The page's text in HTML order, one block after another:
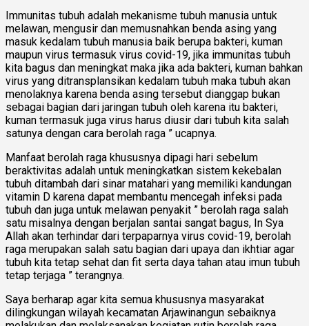
Immunitas tubuh adalah mekanisme tubuh manusia untuk
melawan, mengusir dan memusnahkan benda asing yang
masuk kedalam tubuh manusia baik berupa bakteri, kuman
maupun virus termasuk virus covid-19, jika immunitas tubuh
kita bagus dan meningkat maka jika ada bakteri, kuman bahkan
virus yang ditransplansikan kedalam tubuh maka tubuh akan
menolaknya karena benda asing tersebut dianggap bukan
sebagai bagian dari jaringan tubuh oleh karena itu bakteri,
kuman termasuk juga virus harus diusir dari tubuh kita salah
satunya dengan cara berolah raga ” ucapnya.
Manfaat berolah raga khususnya dipagi hari sebelum
beraktivitas adalah untuk meningkatkan sistem kekebalan
tubuh ditambah dari sinar matahari yang memiliki kandungan
vitamin D karena dapat membantu mencegah infeksi pada
tubuh dan juga untuk melawan penyakit ” berolah raga salah
satu misalnya dengan berjalan santai sangat bagus, In Sya
Allah akan terhindar dari terpaparnya virus covid-19, berolah
raga merupakan salah satu bagian dari upaya dan ikhtiar agar
tubuh kita tetap sehat dan fit serta daya tahan atau imun tubuh
tetap terjaga ” terangnya.
Saya berharap agar kita semua khususnya masyarakat
dilingkungan wilayah kecamatan Arjawinangun sebaiknya